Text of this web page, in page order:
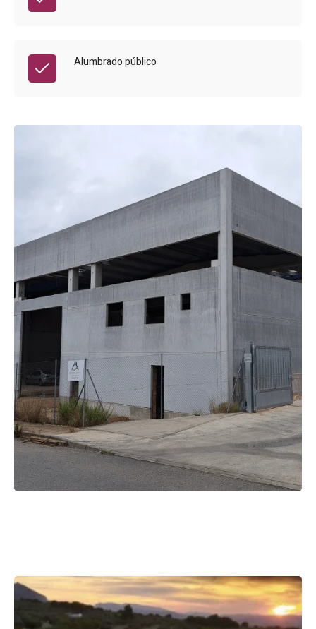
Alumbrado público